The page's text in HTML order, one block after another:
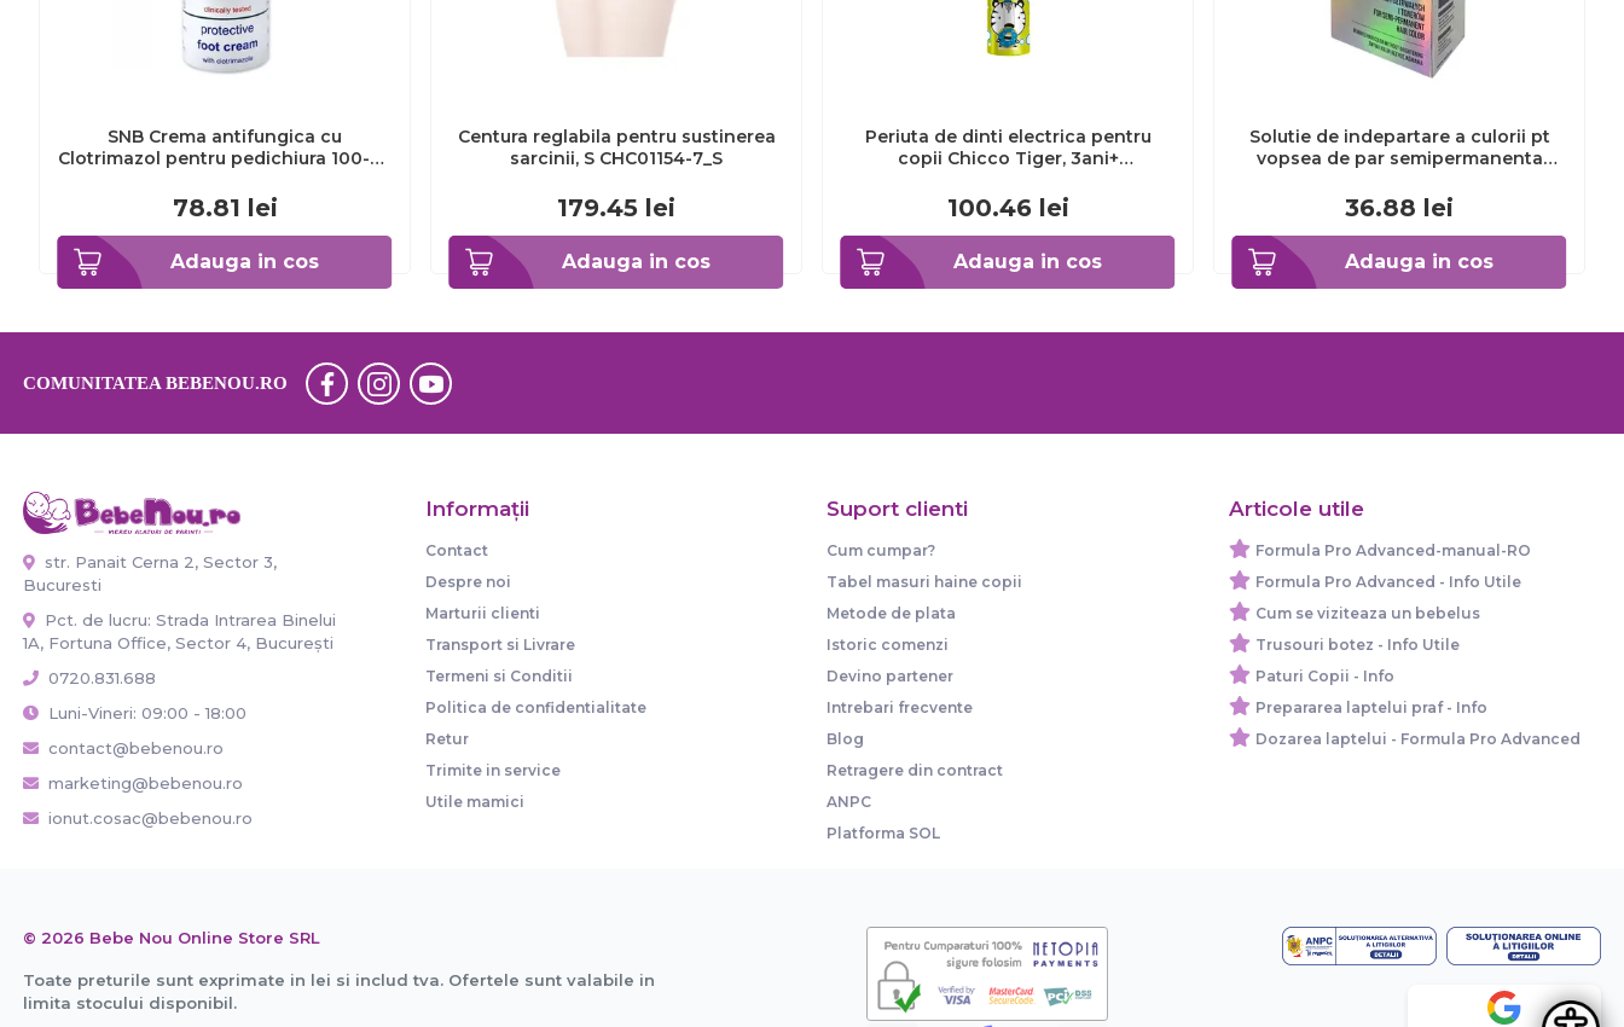
Adauga in cos
SNB Crema antifungica cu
Clotrimazol pentru pedichiura 100-ml
78.81 lei
Adauga in cos
Centura reglabila pentru sustinerea
sarcinii, S CHC01154-7_S
179.45 lei
Adauga in cos
Periuta de dinti electrica pentru
copii Chicco Tiger, 3ani+
100.46 lei
Adauga in cos
Solutie de indepartare a culorii pt
vopsea de par semipermanenta
ml
36.88 lei
COMUNITATEA BEBENOU.RO
str. Panait Cerna 2, Sector 3,
Bucuresti
Pct. de lucru: Strada Intrarea Binelui
1A, Fortuna Office, Sector 4, București
0720.831.688
Luni-Vineri: 09:00 - 18:00
contact@bebenou.ro
marketing@bebenou.ro
ionut.cosac@bebenou.ro
Informaţii
Contact
Despre noi
Marturii clienti
Transport si Livrare
Termeni si Conditii
Politica de confidentialitate
Retur
Trimite in service
Utile mamici
Suport clienti
Cum cumpar?
Tabel masuri haine copii
Metode de plata
Istoric comenzi
Devino partener
Intrebari frecvente
Blog
Retragere din contract
ANPC
Platforma SOL
Articole utile
Formula Pro Advanced-manual-RO
Formula Pro Advanced - Info Utile
Cum se viziteaza un bebelus
Trusouri botez - Info Utile
Paturi Copii - Info
Prepararea laptelui praf - Info
Dozarea laptelui - Formula Pro Advanced
© 2026 Bebe Nou Online Store SRL
Toate preturile sunt exprimate in lei si includ tva. Ofertele sunt valabile in
limita stocului disponibil.